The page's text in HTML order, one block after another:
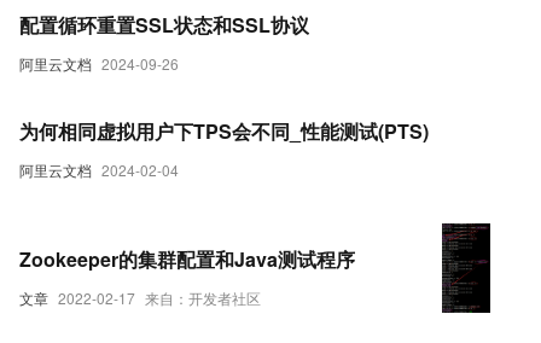
阿里云文档 2024-09-26
配置循环重置SSL状态和SSL协议
阿里云文档 2024-02-04
为何相同虚拟用户下TPS会不同_性能测试(PTS)
文章 2022-02-17 来自：开发者社区
Zookeeper的集群配置和Java测试程序